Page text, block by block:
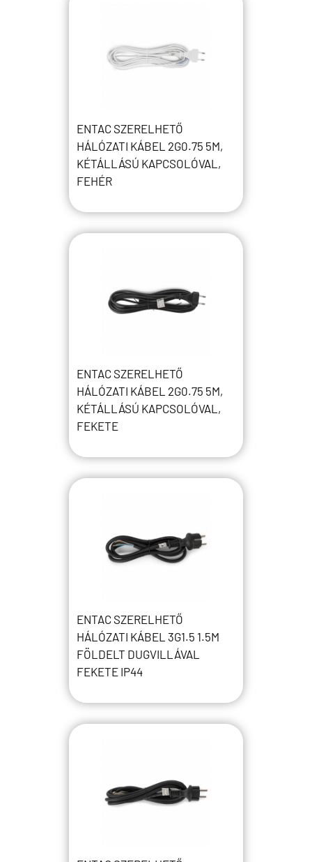
ENTAC SZERELHETŐ
HÁLÓZATI KÁBEL 2G0.75 5M,
KÉTÁLLÁSÚ KAPCSOLÓVAL,
FEHÉR
ENTAC SZERELHETŐ
HÁLÓZATI KÁBEL 2G0.75 5M,
KÉTÁLLÁSÚ KAPCSOLÓVAL,
FEKETE
ENTAC SZERELHETŐ
HÁLÓZATI KÁBEL 3G1.5 1.5M
FÖLDELT DUGVILLÁVAL
FEKETE IP44